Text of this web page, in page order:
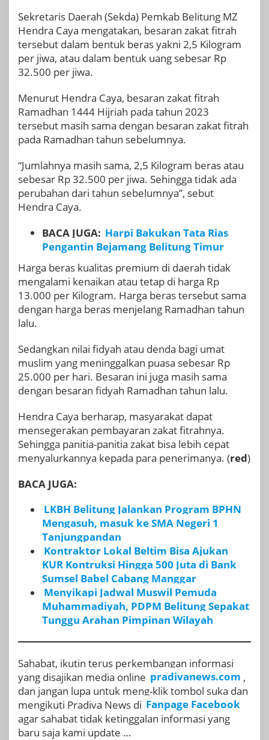
Sekretaris Daerah (Sekda) Pemkab Belitung MZ
Hendra Caya mengatakan, besaran zakat fitrah
tersebut dalam bentuk beras yakni 2,5 Kilogram
per jiwa, atau dalam bentuk uang sebesar Rp
32.500 per jiwa.
Menurut Hendra Caya, besaran zakat fitrah
Ramadhan 1444 Hijriah pada tahun 2023
tersebut masih sama dengan besaran zakat fitrah
pada Ramadhan tahun sebelumnya.
“Jumlahnya masih sama, 2,5 Kilogram beras atau
sebesar Rp 32.500 per jiwa. Sehingga tidak ada
perubahan dari tahun sebelumnya”, sebut
Hendra Caya.
BACA JUGA: Harpi Bakukan Tata Rias
Pengantin Bejamang Belitung Timur
Harga beras kualitas premium di daerah tidak
mengalami kenaikan atau tetap di harga Rp
13.000 per Kilogram. Harga beras tersebut sama
dengan harga beras menjelang Ramadhan tahun
lalu.
Sedangkan nilai fidyah atau denda bagi umat
muslim yang meninggalkan puasa sebesar Rp
25.000 per hari. Besaran ini juga masih sama
dengan besaran fidyah Ramadhan tahun lalu.
Hendra Caya berharap, masyarakat dapat
mensegerakan pembayaran zakat fitrahnya.
Sehingga panitia-panitia zakat bisa lebih cepat
menyalurkannya kepada para penerimanya. (red)
BACA JUGA:
LKBH Belitung Jalankan Program BPHN
Mengasuh, masuk ke SMA Negeri 1
Tanjungpandan
Kontraktor Lokal Beltim Bisa Ajukan
KUR Kontruksi Hingga 500 Juta di Bank
Sumsel Babel Cabang Manggar
Menyikapi Jadwal Muswil Pemuda
Muhammadiyah, PDPM Belitung Sepakat
Tunggu Arahan Pimpinan Wilayah
Sahabat, ikutin terus perkembangan informasi
yang disajikan media online pradivanews.com ,
dan jangan lupa untuk meng-klik tombol suka dan
mengikuti Pradiva News di Fanpage Facebook
agar sahabat tidak ketinggalan informasi yang
baru saja kami update …